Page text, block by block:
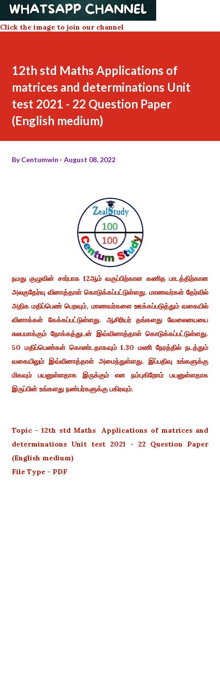
Click the image to join our channel
12th std Maths Applications of
matrices and determinations Unit
test 2021 - 22 Question Paper
(English medium)
ByCentumwin August 08, 2022
நமது குழுவின் சார்பாக 12ஆம் வகுப்பிற்கான கணித பாடத்திற்கான
அலகுதேர்வு வினாத்தாள் கொடுக்கப்பட்டுள்ளது. மாணவர்கள் தேர்வில்
அதிக மதிப்பெண் பெறவும், மாணவர்களை ஊக்கப்படுத்தும் வகையில்
வினாக்கள் கேக்கப்பட்டுள்ளது. ஆசிரியர் தங்களது வேலையையை
சுலபமாக்கும் நோக்கத்துடன் இவ்வினாத்தாள் கொடுக்கப்பட்டுள்ளது.
50 மதிப்பெண்கள் கொண்டதாகவும் 1.30 மணி நேரத்தில் நடத்தும்
வகையிலும் இவ்வினாத்தாள் அமைந்துள்ளது. இப்பதிவு உங்களுக்கு
மிகவும் பயனுள்ளதாக இருக்கும் என நம்புகிறோம் பயனுள்ளதாக
இருப்பின் உங்களது நண்பர்களுக்கு பகிரவும்.
Topic - 12th std Maths Applications of matrices and
determinations Unit test 2021 - 22 Question Paper
(English medium)
File Type - PDF